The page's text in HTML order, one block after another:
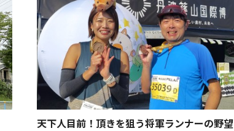
天下人目前！頂きを狙う将軍ランナーの野望